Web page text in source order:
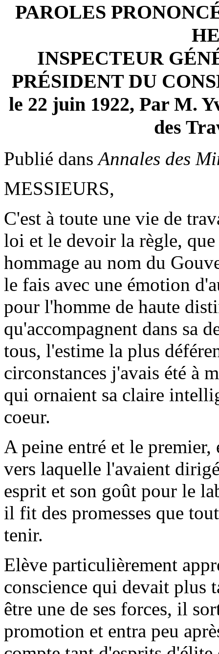
PAROLES
INSPECTEUR
PRÉSIDENT DU
le 22 juin 1922, Par M.
des
Publié dansAnnales des
MESSIEURS,
C'est à toute une vie de
loi et le devoir la règle,
hommage au nom du
le fais avec une émotion
pour l'homme de haute
qu'accompagnent dans sa
tous, l'estime la plus
circonstances j'avais été à
qui ornaient sa claire
coeur.
A peine entré et le
vers laquelle l'avaient
esprit et son goût pour le
il fit des promesses que
tenir.
Elève particulièrement
conscience qui devait plus
être une de ses forces, il
promotion et entra peu